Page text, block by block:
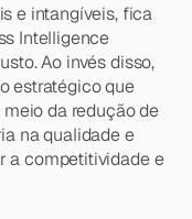
e intangíveis, fica
Intelligence
Ao invés disso,
estratégico que
da redução de
na qualidade e
a competitividade e